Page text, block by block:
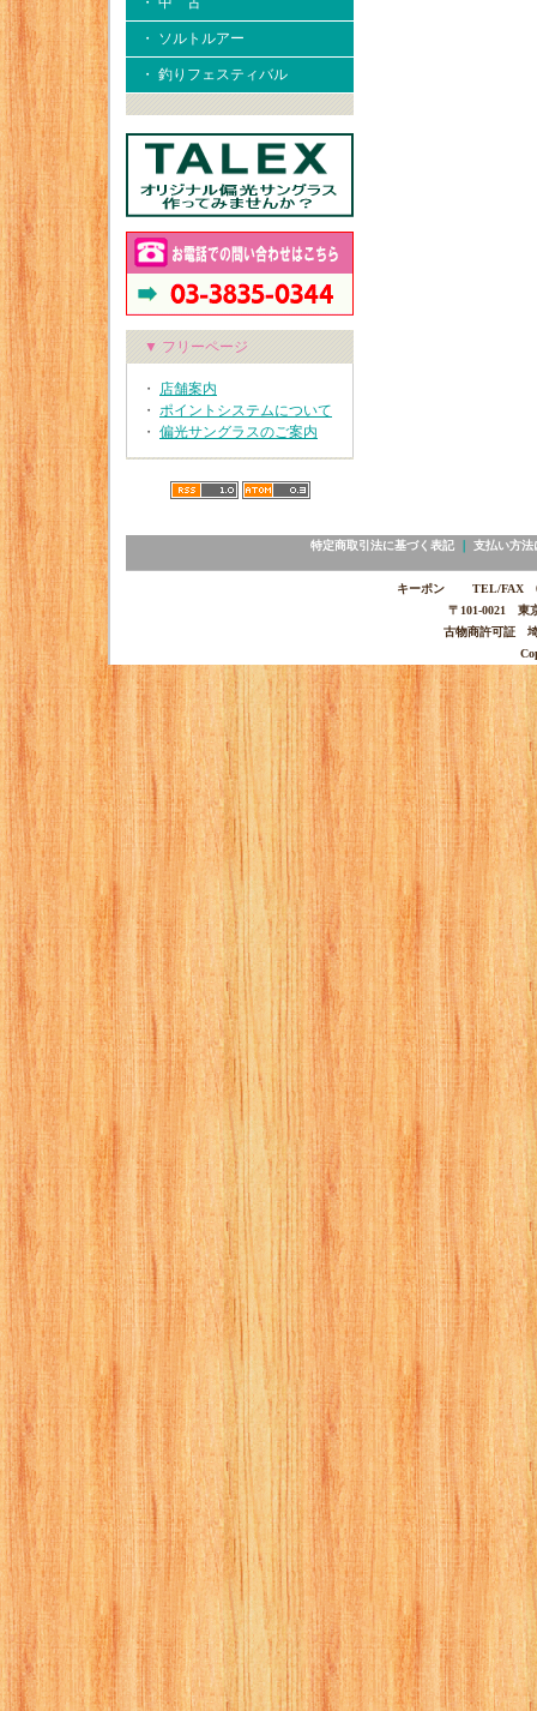
・ ソルトルアー
・ 釣りフェスティバル
▼ フリーページ
・ 店舗案内
・ ポイントシステムについて
・ 偏光サングラスのご案内
特定商取引法に基づく表記｜ 支払い方法
キーポン TEL/FAX
〒101-0021 東
古物商許可証